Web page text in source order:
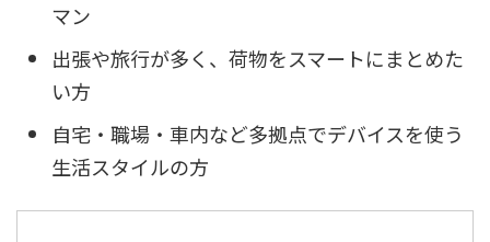
マン
出張や旅行が多く、荷物をスマートにまとめた
い方
自宅・職場・車内など多拠点でデバイスを使う
生活スタイルの方